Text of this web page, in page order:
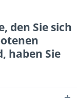
den Sie sich
haben Sie